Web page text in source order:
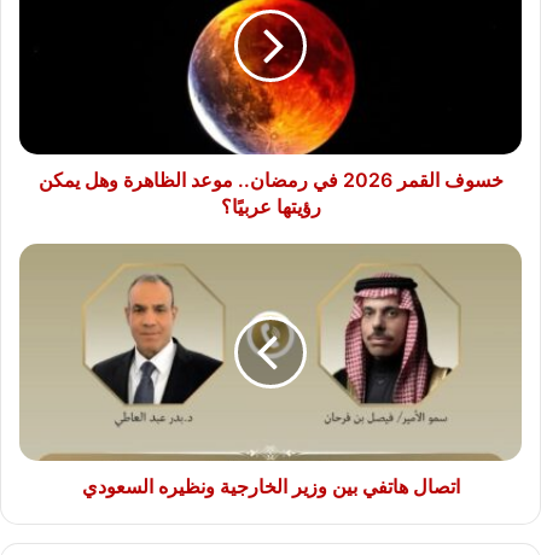
يمكن
رؤيتها
خسوف القمر 2026 في رمضان.. موعد الظاهرة وهل يمكن
رؤيتها عربيًا؟
اتصال
اتصال هاتفي بين وزير الخارجية ونظيره السعودي